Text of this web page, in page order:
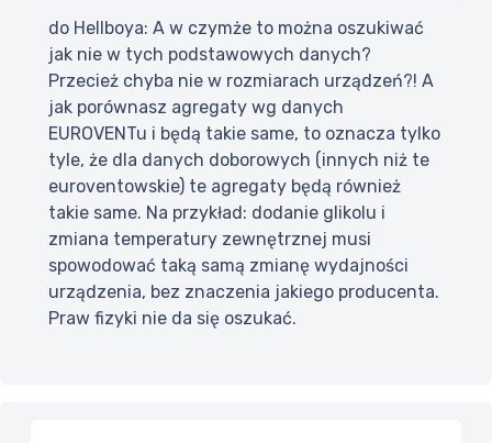
do Hellboya: A w czymże to można oszukiwać
jak nie w tych podstawowych danych?
Przecież chyba nie w rozmiarach urządzeń?! A
jak porównasz agregaty wg danych
EUROVENTu i będą takie same, to oznacza tylko
tyle, że dla danych doborowych (innych niż te
euroventowskie) te agregaty będą również
takie same. Na przykład: dodanie glikolu i
zmiana temperatury zewnętrznej musi
spowodować taką samą zmianę wydajności
urządzenia, bez znaczenia jakiego producenta.
Praw fizyki nie da się oszukać.